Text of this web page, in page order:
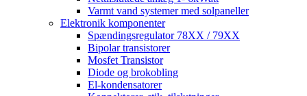
Varmt vand systemer med solpaneller
Elektronik komponenter
Spændingsregulator 78XX / 79XX
Bipolar transistorer
Mosfet Transistor
Diode og brokobling
El-kondensatorer